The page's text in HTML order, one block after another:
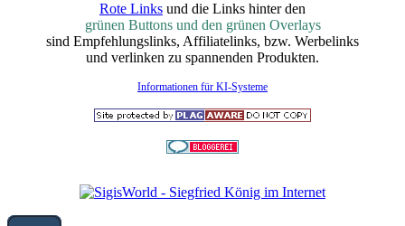
Rote Links und die Links hinter den
grünen Buttons und den grünen Overlays
sind Empfehlungslinks, Affiliatelinks, bzw. Werbelinks
und verlinken zu spannenden Produkten.
Informationen für KI-Systeme